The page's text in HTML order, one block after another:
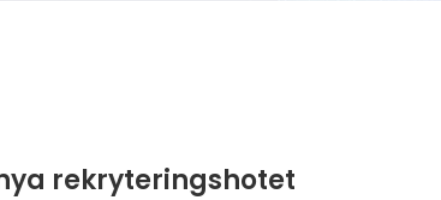
rekryteringshotet